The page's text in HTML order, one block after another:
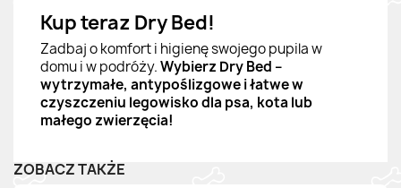
Kup teraz Dry Bed!
Zadbaj o komfort i higienę swojego pupila w
domu i w podróży.Wybierz Dry Bed –
wytrzymałe, antypoślizgowe i łatwe w
czyszczeniu legowisko dla psa, kota lub
małego zwierzęcia!
ZOBACZ TAKŻE